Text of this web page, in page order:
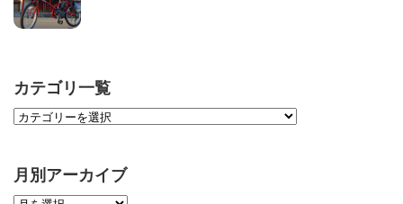
カテゴリ一覧
月別アーカイブ